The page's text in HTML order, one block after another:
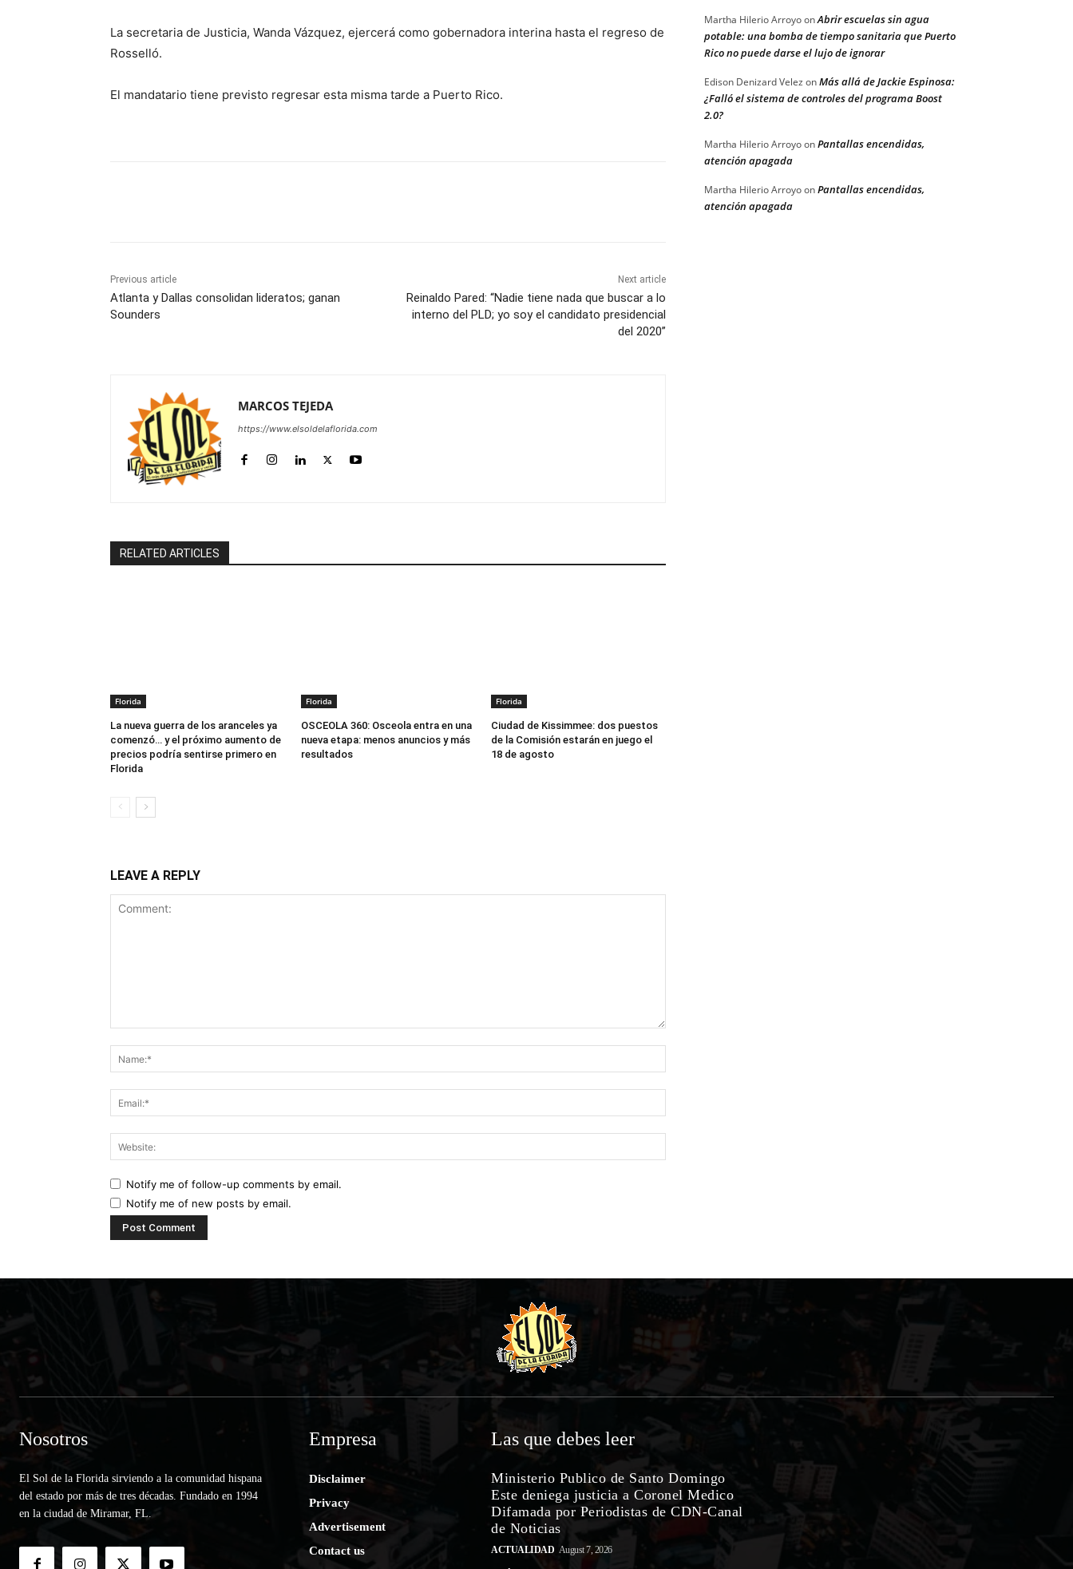
La secretaria de Justicia, Wanda Vázquez, ejercerá como gobernadora interina hasta el regreso de
Rosselló.
El mandatario tiene previsto regresar esta misma tarde a Puerto Rico.
Previous article
Atlanta y Dallas consolidan lideratos; ganan
Sounders
Next article
Reinaldo Pared: “Nadie tiene nada que buscar a lo
interno del PLD; yo soy el candidato presidencial
del 2020”
MARCOS TEJEDA
https://www.elsoldelaflorida.com
RELATED ARTICLES
Florida
La nueva guerra de los aranceles ya
comenzó… y el próximo aumento de
precios podría sentirse primero en
Florida
Florida
OSCEOLA 360: Osceola entra en una
nueva etapa: menos anuncios y más
resultados
Florida
Ciudad de Kissimmee: dos puestos
de la Comisión estarán en juego el
18 de agosto
LEAVE A REPLY
Notify me of follow-up comments by email.
Notify me of new posts by email.
Martha Hilerio ArroyoonAbrir escuelas sin agua
potable: una bomba de tiempo sanitaria que Puerto
Rico no puede darse el lujo de ignorar
Edison Denizard Velez onMás allá de Jackie Espinosa:
¿Falló el sistema de controles del programa Boost
2.0?
Martha Hilerio ArroyoonPantallas encendidas,
atención apagada
Martha Hilerio ArroyoonPantallas encendidas,
atención apagada
Nosotros
El Sol de la Florida sirviendo a la comunidad hispana
del estado por más de tres décadas. Fundado en 1994
en la ciudad de Miramar, FL.
Empresa
Disclaimer
Privacy
Advertisement
Contact us
Las que debes leer
Ministerio Publico de Santo Domingo
Este deniega justicia a Coronel Medico
Difamada por Periodistas de CDN-Canal
de Noticias
ACTUALIDAD August 7, 2026